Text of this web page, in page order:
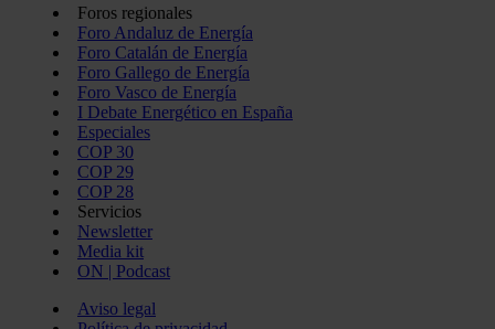
Foros regionales
Foro Andaluz de Energía
Foro Catalán de Energía
Foro Gallego de Energía
Foro Vasco de Energía
I Debate Energético en España
Especiales
COP 30
COP 29
COP 28
Servicios
Newsletter
Media kit
ON | Podcast
Aviso legal